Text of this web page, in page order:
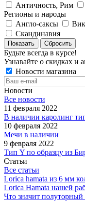
Античность, Рим
Регионы и народы
Англо-саксы
Скандинавия
Сбросить
Будьте всегда в курсе!
Узнавайте о скидках и
Новости магазина
Новости
Все новости
11 февраля 2022
В наличии каролинг
10 февраля 2022
Мечи в наличии
9 февраля 2022
Тип Y по образцу из
Статьи
Все статьи
Lorica hamata из 6 мм
Lorica Hamata нашей
Что значит полуторный